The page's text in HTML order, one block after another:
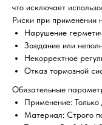
что исключает
Риски при применении
Нарушение
Заедание или
Некорректное
Отказ тормозной
Обязательные
Применение:
Материал: Строго